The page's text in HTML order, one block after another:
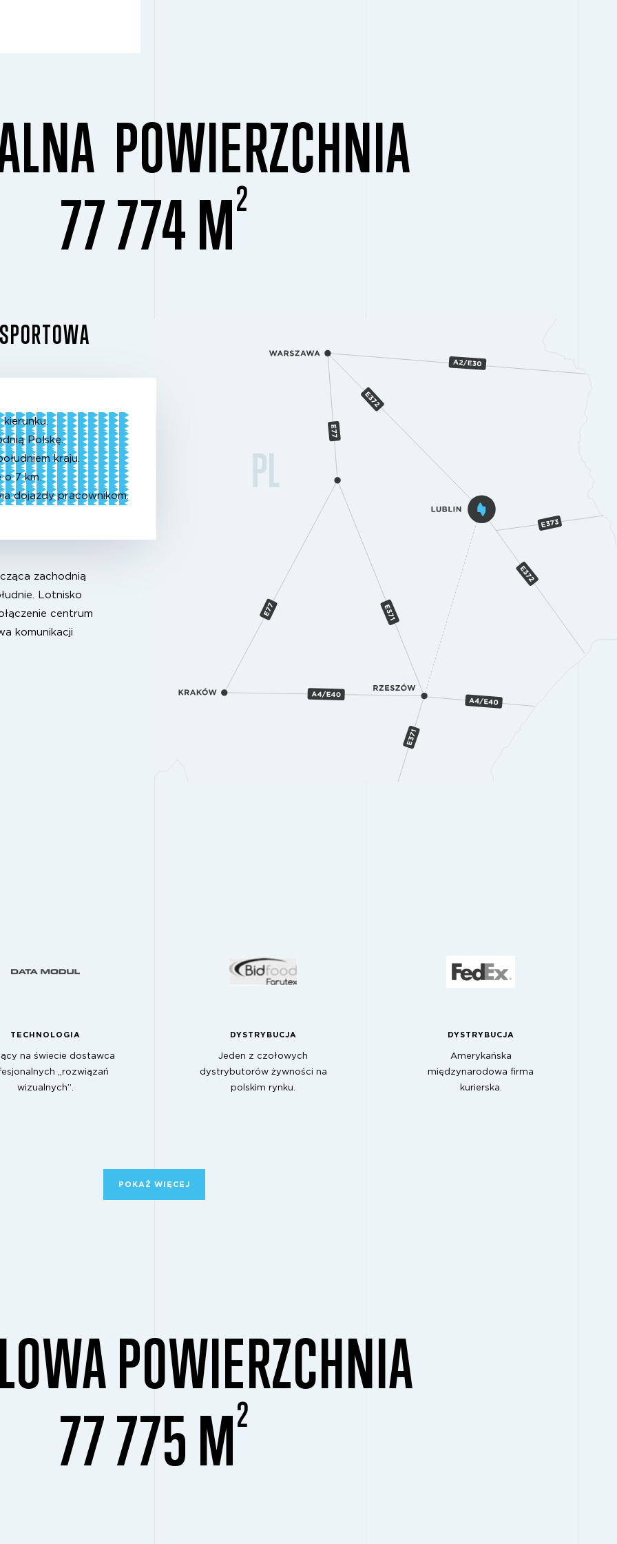
POWIERZCHNIA
77 774 M2
Polskę.
kraju.
7 km.
dojazdy pracownikom.
zachodnią
Lotnisko
centrum
komunikacji
TECHNOLOGIA
na świecie dostawca
„rozwiązań
wizualnych”.
DYSTRYBUCJA
Jeden z czołowych
dystrybutorów żywności na
polskim rynku.
DYSTRYBUCJA
Amerykańska
międzynarodowa firma
kurierska.
POKAŻ WIĘCEJ
POWIERZCHNIA
77 775 M2